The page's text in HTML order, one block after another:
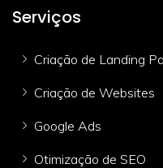
Serviços
Criação de Landing
Criação de Websites
Google Ads
Otimização de SEO